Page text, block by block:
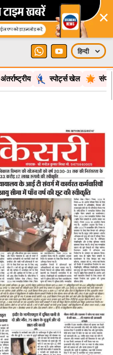
×
अंतर्राष्ट्रीय स्पोर्ट्स खेल